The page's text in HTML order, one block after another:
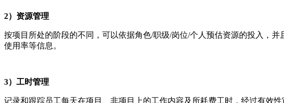
2）资源管理
按项目所处的阶段的不同，可以依据角色/职级/岗位/个人预估资源的投入，
使用率等信息。
3）工时管理
记录和跟踪员工每天在项目、非项目上的工作内容及所耗费工时，经过有效